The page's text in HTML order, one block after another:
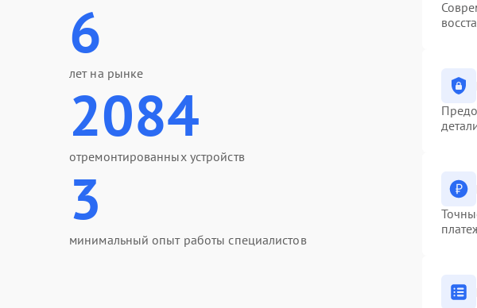
6
лет на рынке
2084
отремонтированных устройств
3
минимальный опыт работы специалистов